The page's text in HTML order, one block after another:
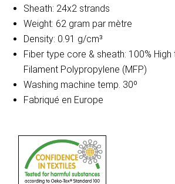
Sheath: 24x2 strands
Weight: 62 gram par mètre
Density: 0.91 g/cm³
Fiber type core & sheath: 100%
Filament Polypropylene (MFP)
Washing machine temp. 30º
Fabriqué en Europe